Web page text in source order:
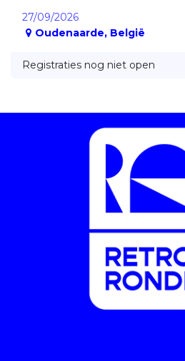
27/09/2026
Oudenaarde, België
Registraties nog niet open